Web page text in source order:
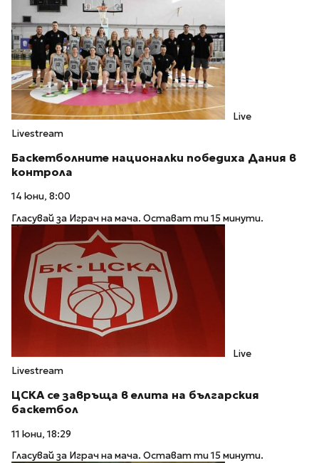
Live
Livestream
Баскетболните националки победиха Дания в
контрола
14 юни, 8:00
Гласувай за Играч на мача. Остават ти 15 минути.
Live
Livestream
ЦСКА се завръща в елита на българския
баскетбол
11 юни, 18:29
Гласувай за Играч на мача. Остават ти 15 минути.